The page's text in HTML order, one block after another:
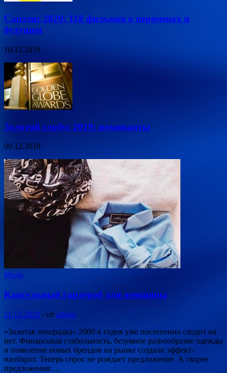
Сандэнс 2020: 118 фильмов о переменах и
будущем
10.12.2019
Золотой глобус 2019: номинанты
09.12.2019
Мода
Капсульный гардероб для женщины
11.12.2019 - от admin
«Золотая лихорадка» 2000-х годов уже постепенно сходит на
нет. Финансовая стабильность, безумное разнообразие одежды
и появление новых брендов на рынке создали эффект-
наоборот. Теперь спрос не рождает предложение. А скорее
предложения …